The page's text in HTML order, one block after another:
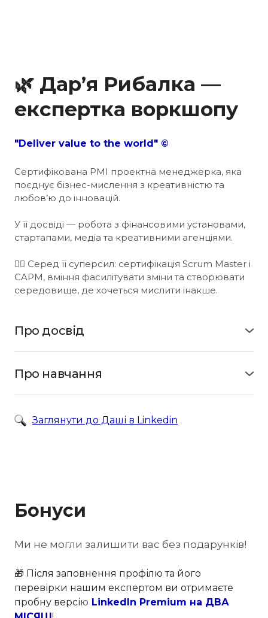
🌿 Дар’я Рибалка —
експертка воркшопу
"Deliver value to the world" ©
Сертифікована PMI проектна менеджерка, яка
поєднує бізнес-мислення з креативністю та
любов’ю до інновацій.
У її досвіді — робота з фінансовими установами,
стартапами, медіа та креативними агенціями.
🦸‍♀️ Серед її суперсил: сертифікація Scrum Master і
CAPM, вміння фасилітувати зміни та створювати
середовище, де хочеться мислити інакше.
Про досвід
адаптуватися до змін і працювати в
Сьогодні Дарʼя — частина команди HYVE в
Про навчання
процеси та міжкультурну комунікацію.
Заглянути до Даші в Linkedin
Бонуси
Ми не могли залишити вас без подарунків!
🎁 Після заповнення профілю та його
перевірки нашим експертом ви отримаєте
пробну версію LinkedIn Premium на ДВА